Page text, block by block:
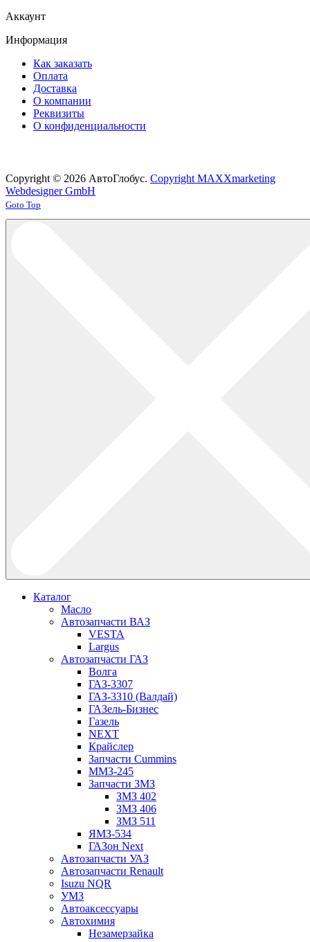
Аккаунт
Информация
Как заказать
Оплата
Доставка
О компании
Реквизиты
О конфиденциальности
Copyright © 2026 АвтоГлобус. Copyright MAXXmarketing
Webdesigner GmbH
Joomla! 3 Templates
Goto Top
Каталог
Масло
Автозапчасти ВАЗ
VESTA
Largus
Автозапчасти ГАЗ
Волга
ГАЗ-3307
ГАЗ-3310 (Валдай)
ГАЗель-Бизнес
Газель
NEXT
Крайслер
Запчасти Cummins
ММЗ-245
Запчасти ЗМЗ
ЗМЗ 402
ЗМЗ 406
ЗМЗ 511
ЯМЗ-534
ГАЗон Next
Автозапчасти УАЗ
Автозапчасти Renault
Isuzu NQR
УМЗ
Автоаксессуары
Автохимия
Незамерзайка